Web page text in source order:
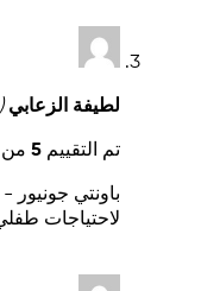
لطيفة الزعابي
تم التقييم 5 من 5
باونتي جونيور
لاحتياجات